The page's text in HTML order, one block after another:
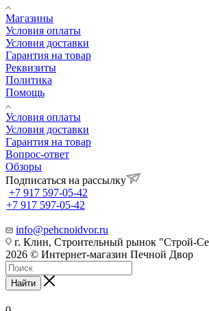
Магазины
Условия оплаты
Условия доставки
Гарантия на товар
Реквизиты
Политика
Помощь
Условия оплаты
Условия доставки
Гарантия на товар
Вопрос-ответ
Обзоры
Подписаться на рассылку
+7 917 597-05-42
+7 917 597-05-42
info@pehcnoidvor.ru
г. Клин, Строительный рынок "Строй-
2026 © Интернет-магазин Печной Двор
Найти